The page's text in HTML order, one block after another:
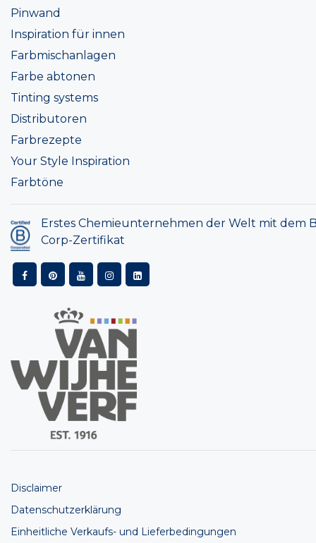
Pinwand
Inspiration für innen
Farbmischanlagen
Farbe abtonen
Tinting systems
Distributoren
Farbrezepte
Your Style Inspiration
Farbtöne
Erstes Chemieunternehmen der Welt mit dem
Corp-Zertifikat
Disclaimer
Datenschutzerklärung
Einheitliche Verkaufs- und Lieferbedingungen